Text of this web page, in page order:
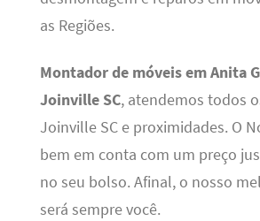
as Regiões.
Montador de móveis em Anita
Joinville SC, atendemos todos
Joinville SC e proximidades. O
bem em conta com um preço
no seu bolso. Afinal, o nosso
será sempre você.